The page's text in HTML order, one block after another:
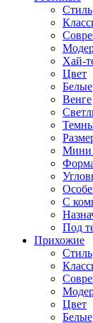
Стиль
Хай-
Цвет
Белые
Венге
Мини
С
Под
Прихожие
Стиль
Цвет
Белые